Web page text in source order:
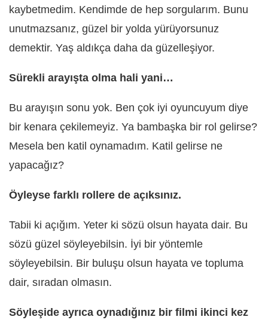
kaybetmedim. Kendimde de hep sorgularım. Bunu
unutmazsanız, güzel bir yolda yürüyorsunuz
demektir. Yaş aldıkça daha da güzelleşiyor.
Sürekli arayışta olma hali yani…
Bu arayışın sonu yok. Ben çok iyi oyuncuyum diye
bir kenara çekilemeyiz. Ya bambaşka bir rol gelirse?
Mesela ben katil oynamadım. Katil gelirse ne
yapacağız?
Öyleyse farklı rollere de açıksınız.
Tabii ki açığım. Yeter ki sözü olsun hayata dair. Bu
sözü güzel söyleyebilsin. İyi bir yöntemle
söyleyebilsin. Bir buluşu olsun hayata ve topluma
dair, sıradan olmasın.
Söyleşide ayrıca oynadığınız bir filmi ikinci kez